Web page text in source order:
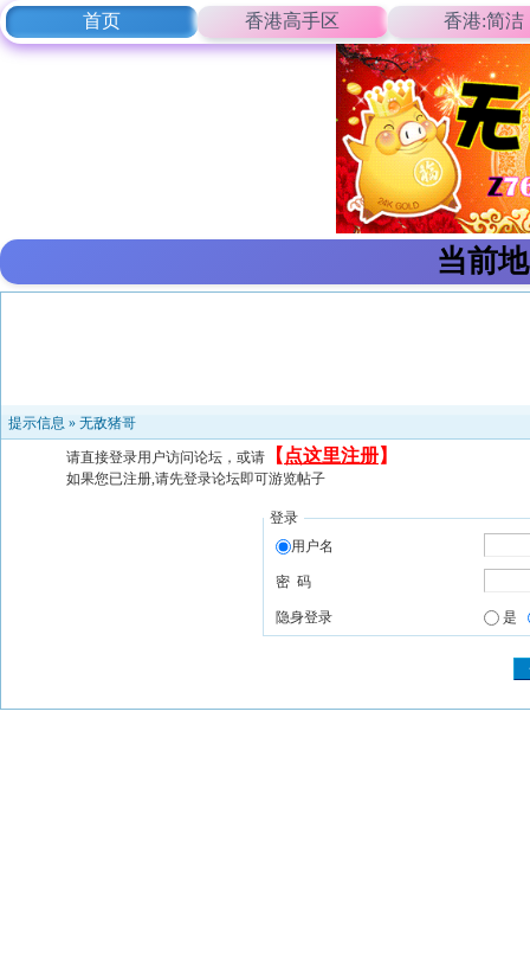
首页 香港高手区 香港:简洁
当前
提示信息 » 无敌猪哥
请直接登录用户访问论坛，或请 【 点这里注册】
如果您已注册,请先登录论坛即可游览帖子
登录
用户名
密 码
隐身登录 是